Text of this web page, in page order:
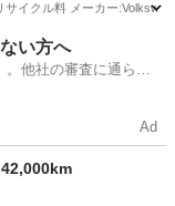
イクル料 メーカー
い方へ
。他社の審査に通らな
Ad